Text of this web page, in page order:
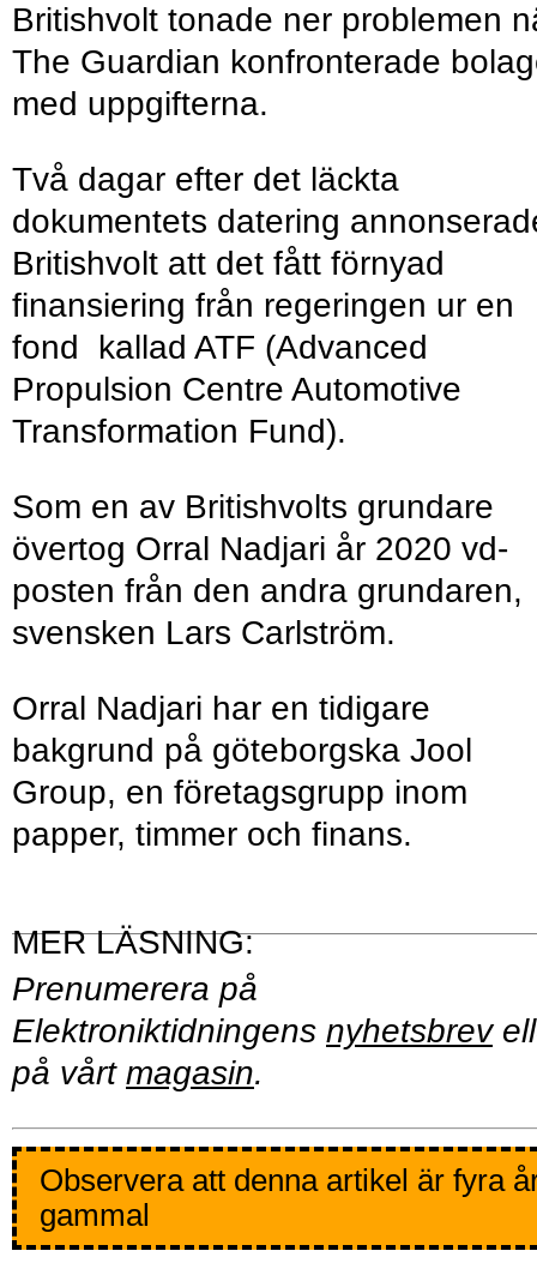
Britishvolt tonade ner problemen
The Guardian konfronterade
med uppgifterna.
Två dagar efter det läckta
dokumentets datering
Britishvolt att det fått förnyad
finansiering från regeringen ur en
fond kallad ATF (Advanced
Propulsion Centre Automotive
Transformation Fund).
Som en av Britishvolts grundare
övertog Orral Nadjari år 2020 vd-
posten från den andra grundaren,
svensken Lars Carlström.
Orral Nadjari har en tidigare
bakgrund på göteborgska Jool
Group, en företagsgrupp inom
papper, timmer och finans.
Prenumerera på
Elektroniktidningens nyhetsbrev
på vårt magasin.
Observera att denna artikel är fyra
gammal